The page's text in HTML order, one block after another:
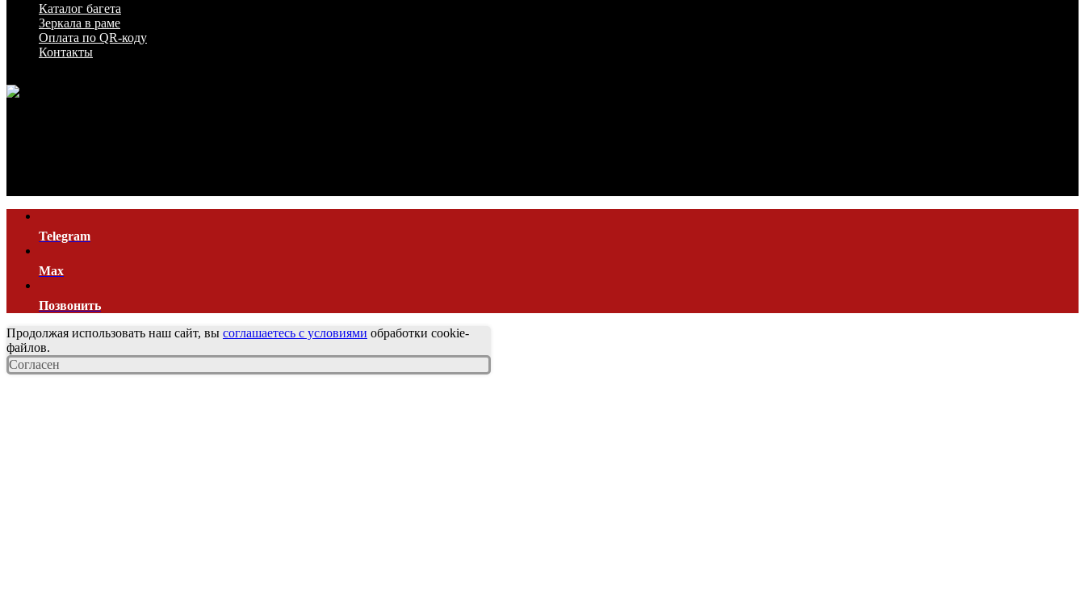
Каталог багета
Зеркала в раме
Оплата по QR-коду
Контакты
Telegram
Мах
Позвонить
Продолжая использовать наш сайт, вы соглашаетесь с условиями обработки cookie-
файлов.
Согласен